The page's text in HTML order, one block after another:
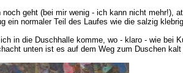
geht (bei mir wenig - ich kann nicht mehr!),
ein normaler Teil des Laufes wie die salzig
in die Duschhalle komme, wo - klaro - wie bei
unten ist es auf dem Weg zum Duschen